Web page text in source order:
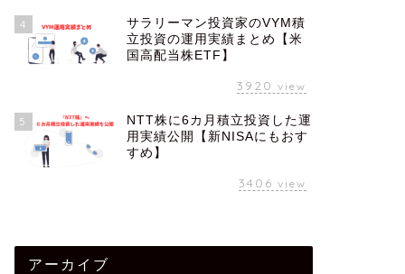
4
サラリーマン投資家のVYM積
立投資の運用実績まとめ【米
国高配当株ETF】
3920 view
5
NTT株に6カ月積立投資した運
用実績公開【新NISAにもおす
すめ】
3406 view
アーカイブ